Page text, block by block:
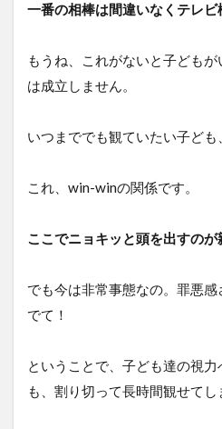
一番の相棒は間違いなくテレビ
もうね、これがないと子ども
は成立しません。
いつまででも観ていたい子ども
これ、win-winの関係です。
ここでニョキッと頭を出すのが
でも今は非常事態なの。罪悪
でて！
ということで、子ども達の視
も、割り切って長時間観せてし